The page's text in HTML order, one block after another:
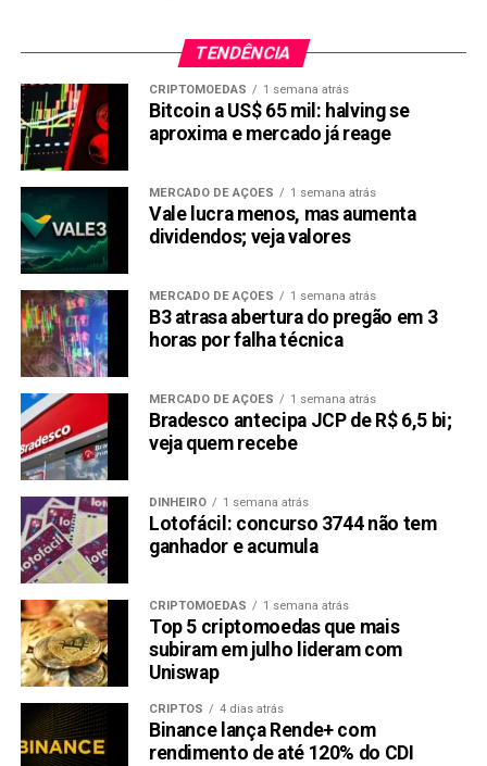
TENDÊNCIA
CRIPTOMOEDAS 1 semana atrás
Bitcoin a US$ 65 mil: halving se
aproxima e mercado já reage
MERCADO DE AÇÕES 1 semana atrás
Vale lucra menos, mas aumenta
dividendos; veja valores
MERCADO DE AÇÕES 1 semana atrás
B3 atrasa abertura do pregão em 3
horas por falha técnica
MERCADO DE AÇÕES 1 semana atrás
Bradesco antecipa JCP de R$ 6,5 bi;
veja quem recebe
DINHEIRO 1 semana atrás
Lotofácil: concurso 3744 não tem
ganhador e acumula
CRIPTOMOEDAS 1 semana atrás
Top 5 criptomoedas que mais
subiram em julho lideram com
Uniswap
CRIPTOS 4 dias atrás
Binance lança Rende+ com
rendimento de até 120% do CDI